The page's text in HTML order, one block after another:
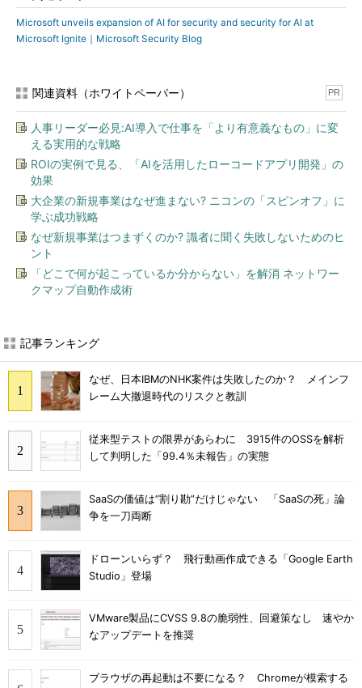
Microsoft unveils expansion of AI for security and security for AI at
Microsoft Ignite｜Microsoft Security Blog
関連資料（ホワイトペーパー） PR
人事リーダー必見:AI導入で仕事を「より有意義なもの」に変
える実用的な戦略
ROIの実例で見る、「AIを活用したローコードアプリ開発」の
効果
大企業の新規事業はなぜ進まない? ニコンの「スピンオフ」に
学ぶ成功戦略
なぜ新規事業はつまずくのか? 識者に聞く失敗しないためのヒ
ント
「どこで何が起こっているか分からない」を解消 ネットワー
クマップ自動作成術
記事ランキング
なぜ、日本IBMのNHK案件は失敗したのか？ メインフ
レーム大撤退時代のリスクと教訓
従来型テストの限界があらわに 3915件のOSSを解析
して判明した「99.4％未報告」の実態
SaaSの価値は“割り勘”だけじゃない 「SaaSの死」論
争を一刀両断
ドローンいらず？ 飛行動画作成できる「Google Earth
Studio」登場
VMware製品にCVSS 9.8の脆弱性、回避策なし 速やか
なアップデートを推奨
ブラウザの再起動は不要になる？ Chromeが模索する